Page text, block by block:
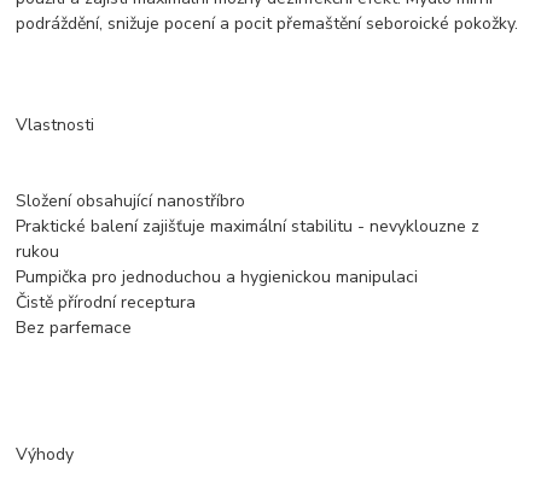
podráždění, snižuje pocení a pocit přemaštění seboroické pokožky.
Vlastnosti
Složení obsahující nanostříbro
Praktické balení zajišťuje maximální stabilitu - nevyklouzne z
rukou
Pumpička pro jednoduchou a hygienickou manipulaci
Čistě přírodní receptura
Bez parfemace
Výhody